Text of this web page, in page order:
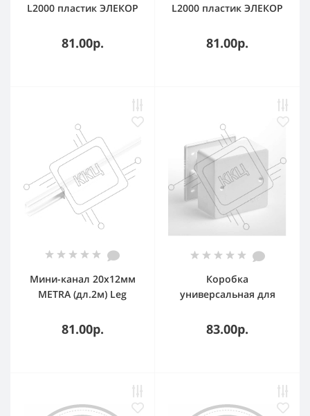
L2000 пластик ЭЛЕКОР
81.00р.
L2000 пластик ЭЛЕКОР
81.00р.
Мини-канал 20х12мм
METRA (дл.2м) Leg
81.00р.
Коробка
универсальная для
85х85х42 IP40 Рувинил
65015
83.00р.